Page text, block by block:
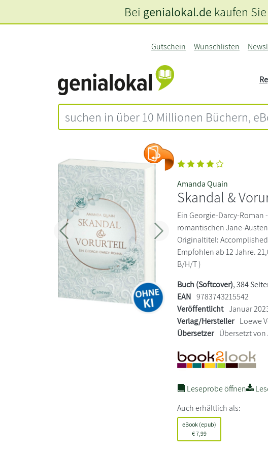
Gutschein Wunschlisten
Bei genialokal.de kaufen
Zurück Weiter
Amanda Quain
Skandal &
Ein Georgie-Darcy-Roman
romantischen Jane-
Originaltitel:
Empfohlen ab 12 Jahre.
B/H/T )
Buch (Softcover), 384
EAN 9783743215542
Veröffentlicht Januar
Verlag/Hersteller Loewe
Übersetzer Übersetzt
Leseprobe öffnen
Auch erhältlich als:
eBook (epub)
€7,99